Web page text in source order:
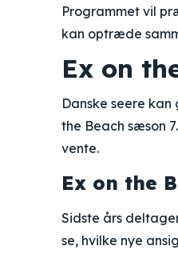
Programmet vil
kan optræde
Ex on
Danske seere
the Beach sæson
vente.
Ex on the
Sidste års
se, hvilke nye